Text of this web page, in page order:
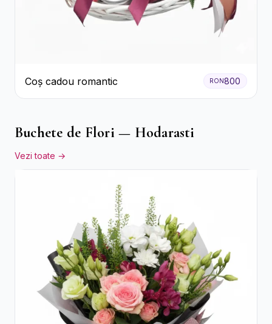
Coș cadou romantic RON800
Buchete de Flori — Hodarasti
Vezi toate →